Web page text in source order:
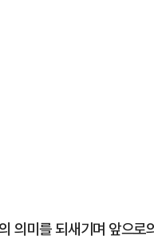
의미를 되새기며 앞으로